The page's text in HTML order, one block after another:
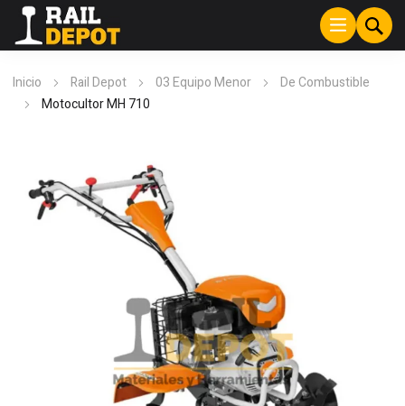
Inicio Rail Depot 03 Equipo Menor
De Combustible
Motocultor MH 710